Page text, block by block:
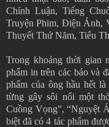
Chính Luận, Tiếng
Truyện Phim, Điện Ảnh,
Thuyết Thứ Năm, Tiểu
Trong khoảng thời gian
phẩm in trên các báo và
phẩm của ông hầu hết
từng gây sôi nổi một
Cuồng Vọng”, “Nguyệt
biệt đã có 4 tác phẩm